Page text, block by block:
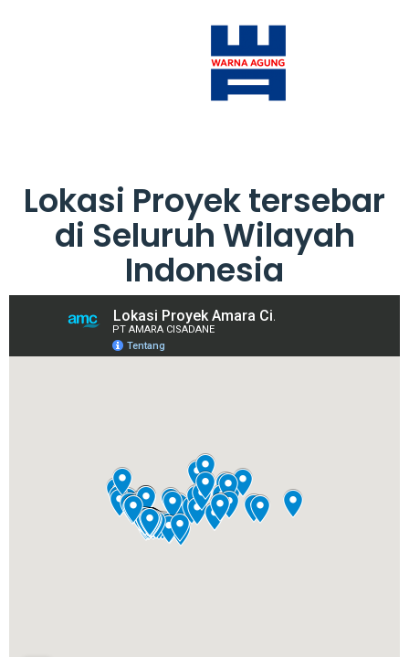
Lokasi Proyek tersebar
di Seluruh Wilayah
Indonesia